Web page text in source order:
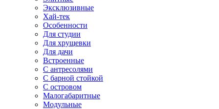
Эксклюзивные
Хай-тек
Особенности
Для студии
Для хрущевки
Для дачи
Встроенные
С антресолями
С барной стойкой
С островом
Малогабаритные
Модульные